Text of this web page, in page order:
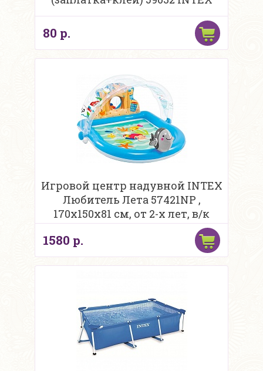
80 р.
Игровой центр надувной INTEX
Любитель Лета 57421NP ,
170х150х81 см, от 2-х лет, в/к
1580 р.